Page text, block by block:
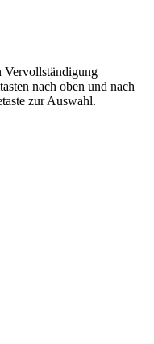
Vervollständigung
nach oben und nach
zur Auswahl.